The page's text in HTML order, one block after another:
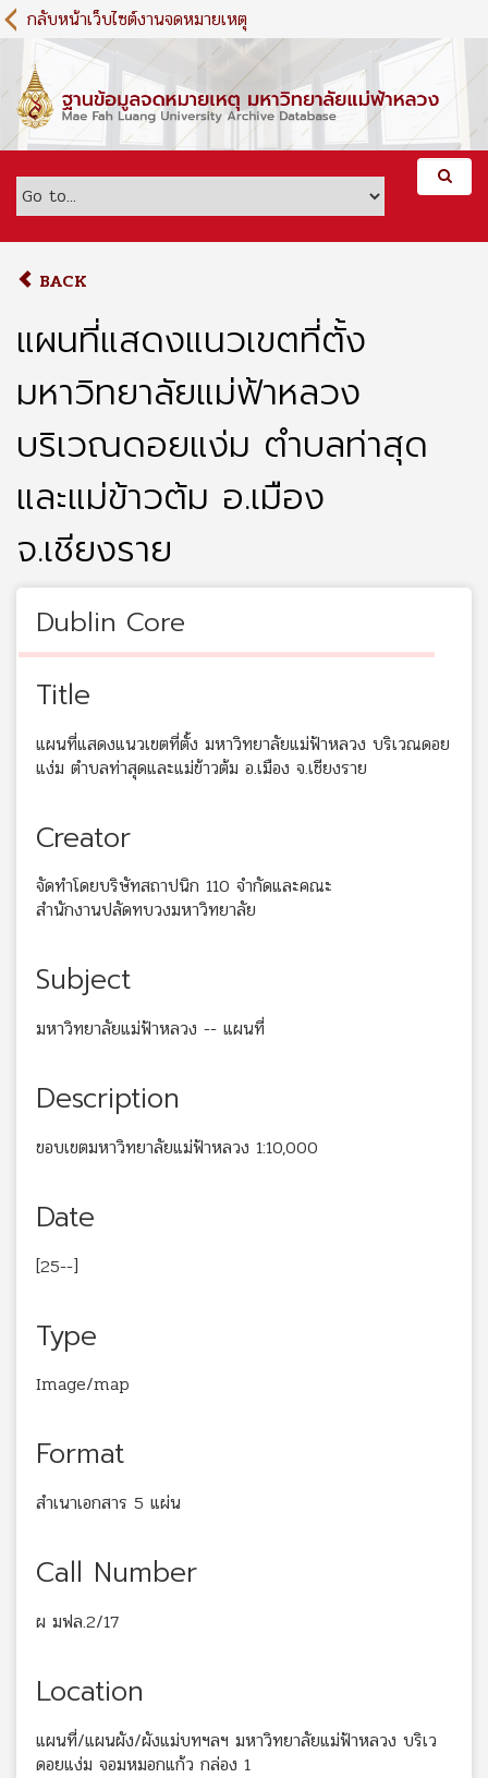
S
k
m
c
กลับหน้าเว็บไซต์งานจดหมายเหตุ
BACK
แผนที่แสดงแนวเขตที่ตั้ง
มหาวิทยาลัยแม่ฟ้าหลวง
บริเวณดอยแง่ม ตำบลท่าสุด
และแม่ข้าวต้ม อ.เมือง
จ.เชียงราย
Dublin Core
Title
แผนที่แสดงแนวเขตที่ตั้ง มหาวิทยาลัยแม่ฟ้าหลวง บริเวณดอย
แง่ม ตำบลท่าสุดและแม่ข้าวต้ม อ.เมือง จ.เชียงราย
Creator
จัดทำโดยบริษัทสถาปนิก 110 จำกัดและคณะ
สำนักงานปลัดทบวงมหาวิทยาลัย
Subject
มหาวิทยาลัยแม่ฟ้าหลวง -- แผนที่
Description
ขอบเขตมหาวิทยาลัยแม่ฟ้าหลวง 1:10,000
Date
[25--]
Type
Image/map
Format
สำเนาเอกสาร 5 แผ่น
Call Number
ผ มฟล.2/17
Location
แผนที่/แผนผัง/ผังแม่บทฯลฯ มหาวิทยาลัยแม่ฟ้าหลวง บริเว
ดอยแง่ม จอมหมอกแก้ว กล่อง 1